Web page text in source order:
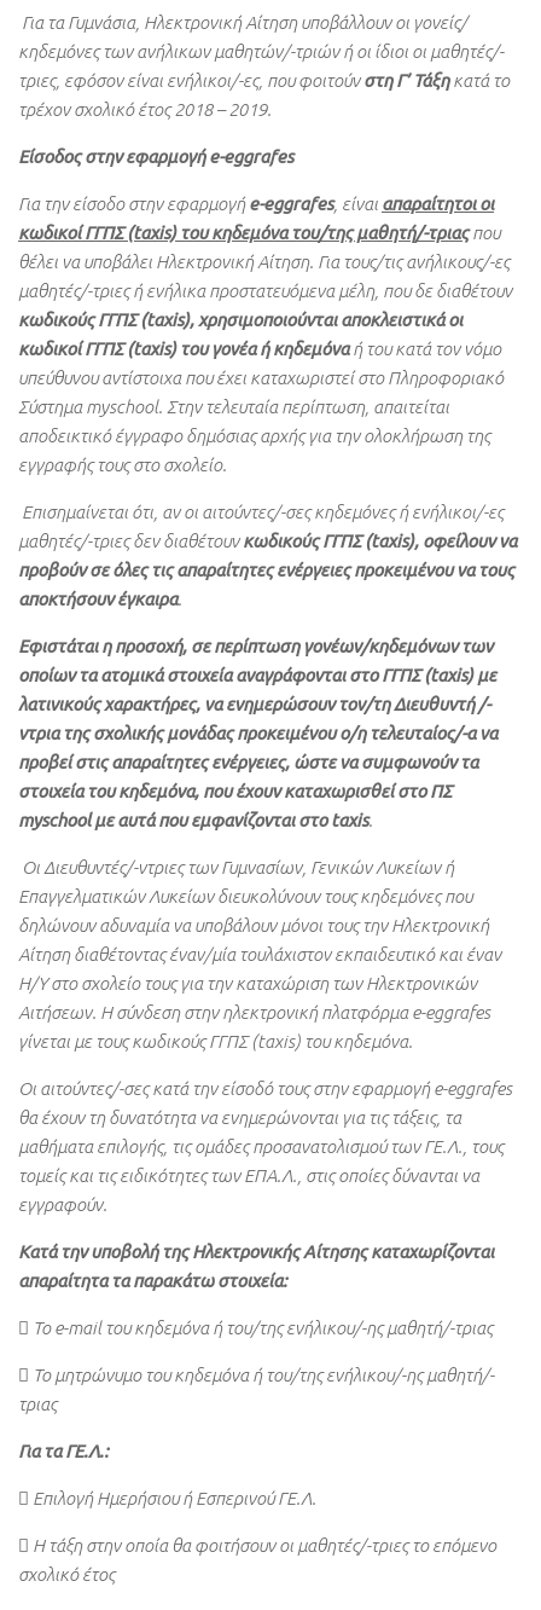
Για τα Γυμνάσια, Ηλεκτρονική Αίτηση υποβάλλουν οι γονείς/
κηδεμόνες των ανήλικων μαθητών/-τριών ή οι ίδιοι οι μαθητές/-
τριες, εφόσον είναι ενήλικοι/-ες, που φοιτούνστη Γ’ Τάξηκατά το
τρέχον σχολικό έτος 2018 – 2019.
Είσοδος στην εφαρμογή e-eggrafes
Για την είσοδο στην εφαρμογήe-eggrafes, είναι απαραίτητοι οι
κωδικοί ΓΓΠΣ (taxis) του κηδεμόνα του/της μαθητή/-τριαςπου
θέλει να υποβάλει Ηλεκτρονική Αίτηση. Για τους/τις ανήλικους/-ες
μαθητές/-τριες ή ενήλικα προστατευόμενα μέλη, που δε διαθέτουν
κωδικούς ΓΓΠΣ (taxis), χρησιμοποιούνται αποκλειστικά οι
κωδικοί ΓΓΠΣ (taxis) του γονέα ή κηδεμόναή του κατά τον νόμο
υπεύθυνου αντίστοιχα που έχει καταχωριστεί στο Πληροφοριακό
Σύστημα myschool. Στην τελευταία περίπτωση, απαιτείται
αποδεικτικό έγγραφο δημόσιας αρχής για την ολοκλήρωση της
εγγραφής τους στο σχολείο.
Επισημαίνεται ότι, αν οι αιτούντες/-σες κηδεμόνες ή ενήλικοι/-ες
μαθητές/-τριες δεν διαθέτουνκωδικούς ΓΓΠΣ (taxis), οφείλουν να
προβούν σε όλες τις απαραίτητες ενέργειες προκειμένου να τους
αποκτήσουν έγκαιρα.
Εφιστάται η προσοχή, σε περίπτωση γονέων/κηδεμόνων των
οποίων τα ατομικά στοιχεία αναγράφονται στο ΓΓΠΣ (taxis) με
λατινικούς χαρακτήρες, να ενημερώσουν τον/τη Διευθυντή /-
ντρια της σχολικής μονάδας προκειμένου ο/η τελευταίος/-α να
προβεί στις απαραίτητες ενέργειες, ώστε να συμφωνούν τα
στοιχεία του κηδεμόνα, που έχουν καταχωρισθεί στο ΠΣ
myschool με αυτά που εμφανίζονται στο taxis.
Οι Διευθυντές/-ντριες των Γυμνασίων, Γενικών Λυκείων ή
Επαγγελματικών Λυκείων διευκολύνουν τους κηδεμόνες που
δηλώνουν αδυναμία να υποβάλουν μόνοι τους την Ηλεκτρονική
Αίτηση διαθέτοντας έναν/μία τουλάχιστον εκπαιδευτικό και έναν
Η/Υ στο σχολείο τους για την καταχώριση των Ηλεκτρονικών
Αιτήσεων. Η σύνδεση στην ηλεκτρονική πλατφόρμα e-eggrafes
γίνεται με τους κωδικούς ΓΓΠΣ (taxis) του κηδεμόνα.
Οι αιτούντες/-σες κατά την είσοδό τους στην εφαρμογή e-eggrafes
θα έχουν τη δυνατότητα να ενημερώνονται για τις τάξεις, τα
μαθήματα επιλογής, τις ομάδες προσανατολισμού των ΓΕ.Λ., τους
τομείς και τις ειδικότητες των ΕΠΑ.Λ., στις οποίες δύνανται να
εγγραφούν.
Κατά την υποβολή της Ηλεκτρονικής Αίτησης καταχωρίζονται
απαραίτητα τα παρακάτω στοιχεία:
 Το e-mail του κηδεμόνα ή του/της ενήλικου/-ης μαθητή/-τριας
 Το μητρώνυμο του κηδεμόνα ή του/της ενήλικου/-ης μαθητή/-
τριας
Για τα ΓΕ.Λ.:
 Επιλογή Ημερήσιου ή Εσπερινού ΓΕ.Λ.
 Η τάξη στην οποία θα φοιτήσουν οι μαθητές/-τριες το επόμενο
σχολικό έτος